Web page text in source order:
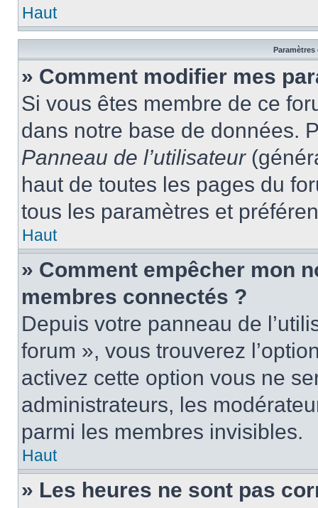
Haut
Paramètres
» Comment modifier mes
Si vous êtes membre de ce
dans notre base de données.
Panneau de l’utilisateur
haut de toutes les pages du
tous les paramètres et
Haut
» Comment empêcher mon
membres connectés ?
Depuis votre panneau de
forum », vous trouverez
activez cette option vous ne
administrateurs, les
parmi les membres invisibles.
Haut
» Les heures ne sont pas